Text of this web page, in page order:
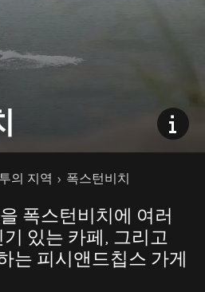
의 지역 폭스턴비치
폭스턴비치에 여러
있는 카페, 그리고
는 피시앤드칩스 가게